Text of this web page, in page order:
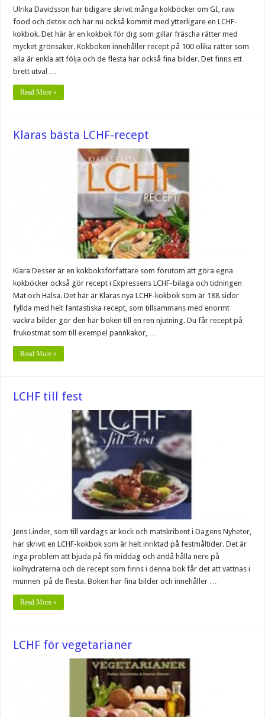
Ulrika Davidsson har tidigare skrivit många kokböcker om GI, raw
food och detox och har nu också kommit med ytterligare en LCHF-
kokbok. Det här är en kokbok för dig som gillar fräscha rätter med
mycket grönsaker. Kokboken innehåller recept på 100 olika rätter som
alla är enkla att följa och de flesta har också fina bilder. Det finns ett
brett utval …
Read More »
Klaras bästa LCHF-recept
Klara Desser är en kokboksförfattare som förutom att göra egna
kokböcker också gör recept i Expressens LCHF-bilaga och tidningen
Mat och Hälsa. Det här är Klaras nya LCHF-kokbok som är 188 sidor
fyllda med helt fantastiska recept, som tillsammans med enormt
vackra bilder gör den här boken till en ren njutning. Du får recept på
frukostmat som till exempel pannkakor, …
Read More »
LCHF till fest
Jens Linder, som till vardags är kock och matskribent i Dagens Nyheter,
har skrivit en LCHF-kokbok som är helt inriktad på festmåltider. Det är
inga problem att bjuda på fin middag och ändå hålla nere på
kolhydraterna och de recept som finns i denna bok får det att vattnas i
munnen på de flesta. Boken har fina bilder och innehåller …
Read More »
LCHF för vegetarianer